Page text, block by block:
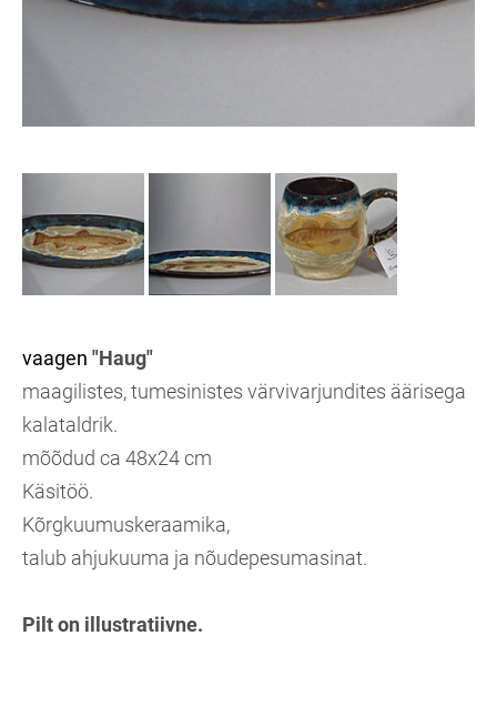
vaagen "Haug"
maagilistes, tumesinistes värvivarjundites äärisega
kalataldrik.
mõõdud ca 48x24 cm
Käsitöö.
Kõrgkuumuskeraamika,
talub ahjukuuma ja nõudepesumasinat.
Pilt on illustratiivne.